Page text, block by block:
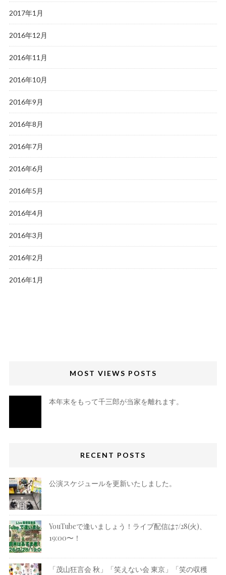
2017年1月
2016年12月
2016年11月
2016年10月
2016年9月
2016年8月
2016年7月
2016年6月
2016年5月
2016年4月
2016年3月
2016年2月
2016年1月
MOST VIEWS POSTS
本年末をもって千三郎が当家を離れます。
RECENT POSTS
公演スケジュールを更新いたしました。
YouTubeで逢いましょう！ライブ配信は7/28(火)、
19:00〜！
「茂山狂言会 秋」「笑えない会 東京」「笑の収穫